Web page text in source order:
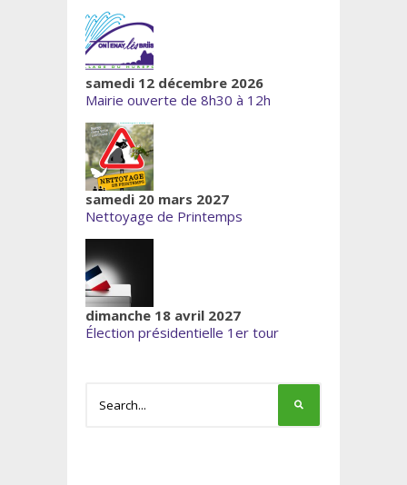
samedi 12 décembre 2026
Mairie ouverte de 8h30 à 12h
samedi 20 mars 2027
Nettoyage de Printemps
dimanche 18 avril 2027
Élection présidentielle 1er tour